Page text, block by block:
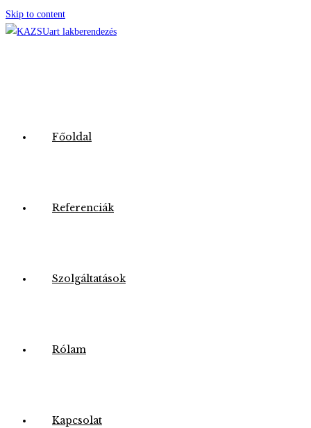
Skip to content
Főoldal
Referenciák
Szolgáltatások
Rólam
Kapcsolat